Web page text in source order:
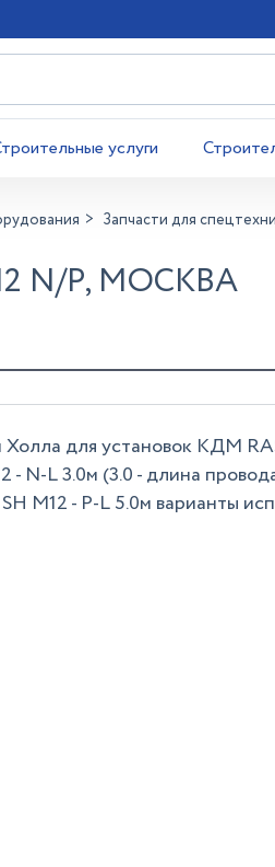
услуги
Запчасти для
N/P, МОСКВА
для установок КДМ
N-L 3.0м (3.0 - длина
M12 - P-L 5.0м варианты